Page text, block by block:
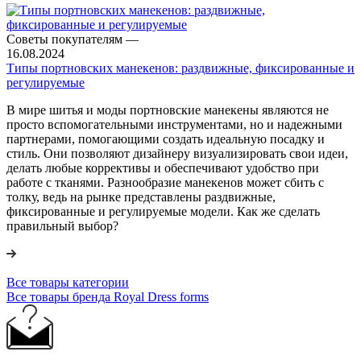
Советы покупателям —
16.08.2024
Типы портновских манекенов: раздвижные, фиксированные и
регулируемые
В мире шитья и моды портновские манекены являются не
просто вспомогательными инструментами, но и надежными
партнерами, помогающими создать идеальную посадку и
стиль. Они позволяют дизайнеру визуализировать свои идеи,
делать любые коррективы и обеспечивают удобство при
работе с тканями. Разнообразие манекенов может сбить с
толку, ведь на рынке представлены раздвижные,
фиксированные и регулируемые модели. Как же сделать
правильный выбор?
Все товары категории
Все товары бренда Royal Dress forms